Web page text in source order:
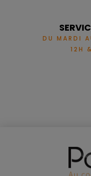
DU MARDI
12H